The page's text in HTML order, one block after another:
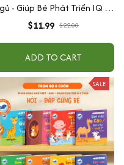
- Giúp Bé Phát Triển IQ Và
EQ
$11.99 $22.00
ADD TO CART
SALE